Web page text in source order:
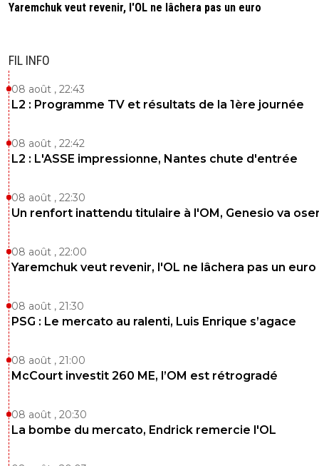
Yaremchuk veut revenir, l'OL ne lâchera pas un euro
FIL INFO
08 août , 22:43
L2 : Programme TV et résultats de la 1ère journée
08 août , 22:42
L2 : L'ASSE impressionne, Nantes chute d'entrée
08 août , 22:30
Un renfort inattendu titulaire à l'OM, Genesio va
08 août , 22:00
Yaremchuk veut revenir, l'OL ne lâchera pas un euro
08 août , 21:30
PSG : Le mercato au ralenti, Luis Enrique s’agace
08 août , 21:00
McCourt investit 260 ME, l’OM est rétrogradé
08 août , 20:30
La bombe du mercato, Endrick remercie l'OL